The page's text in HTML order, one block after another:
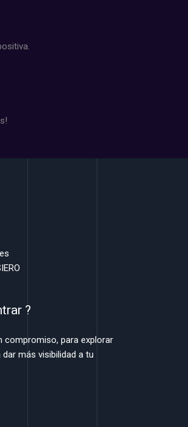
?
compromiso, para explorar
más visibilidad a tu